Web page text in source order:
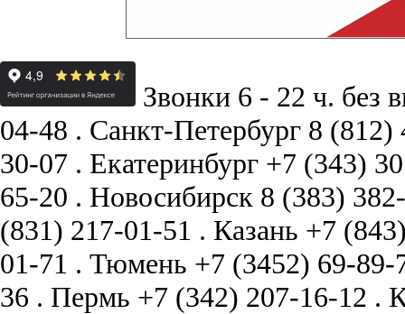
Звонки 6 - 22 ч. без
04-48 . Санкт-Петербург 8 (812)
30-07 . Екатеринбург +7 (343)
65-20 . Новосибирск 8 (383)
(831) 217-01-51 . Казань +7
01-71 . Тюмень +7 (3452) 69-89-
36 . Пермь +7 (342) 207-16-12 .